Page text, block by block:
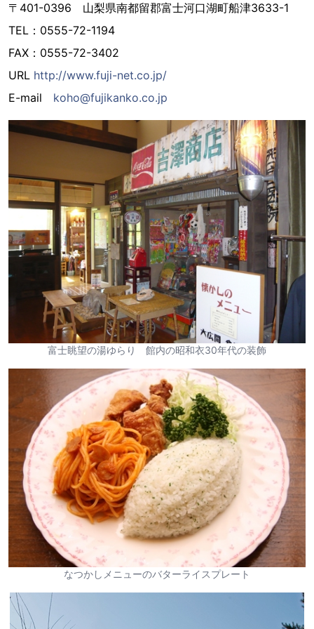
〒401-0396 山梨県南都留郡富士河口湖町船津3633-1
TEL：0555-72-1194
FAX：0555-72-3402
URL http://www.fuji-net.co.jp/
E-mail koho@fujikanko.co.jp
富士眺望の湯ゆらり 館内の昭和衣30年代の装飾
なつかしメニューのバターライスプレート